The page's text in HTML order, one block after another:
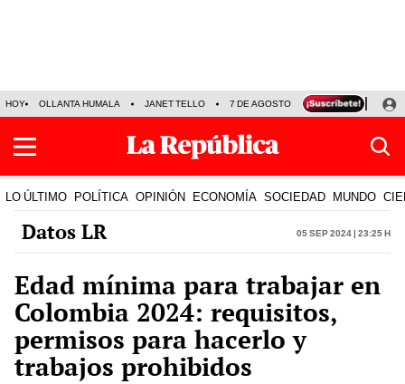
HOY OLLANTA HUMALA JANET TELLO 7 DE AGOSTO TINKA RESULTADOS
LO ÚLTIMO POLÍTICA OPINIÓN ECONOMÍA SOCIEDAD MUNDO
Datos LR 05 Sep 2024 | 23:25 h
Edad mínima para trabajar en
Colombia 2024: requisitos,
permisos para hacerlo y
trabajos prohibidos